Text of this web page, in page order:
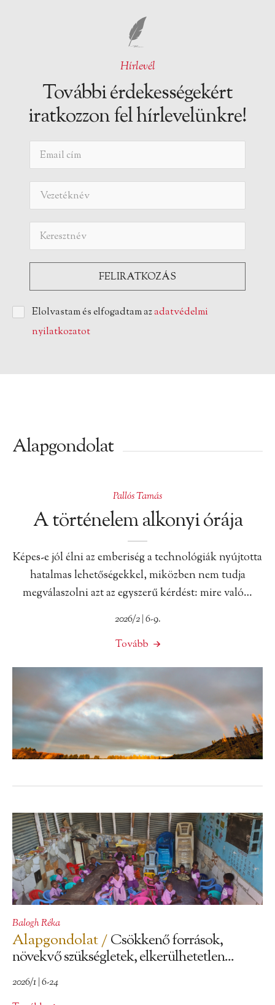
Hírlevél
További érdekességekért
iratkozzon fel hírlevelünkre!
Elolvastam és elfogadtam azadatvédelmi
nyilatkozatot
Alapgondolat
Pallós Tamás
A történelem alkonyi órája
Képes-e jól élni az emberiség a technológiák nyújtotta
hatalmas lehetőségekkel, miközben nem tudja
megválaszolni azt az egyszerű kérdést: mire való…
2026/2 | 6-9.
Tovább
Balogh Réka
Alapgondolat /Csökkenő források,
növekvő szükségletek, elkerülhetetlen...
2026/1 | 6-24